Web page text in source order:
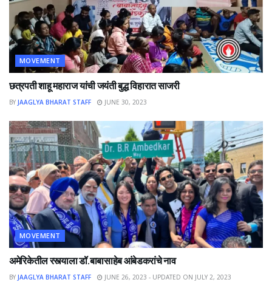
MOVEMENT
छत्रपती शाहू महाराज यांची जयंती बुद्ध विहारात साजरी
BY JAAGLYA BHARAT STAFF JUNE 30, 2023
MOVEMENT
अमेरिकेतील रस्त्याला डॉ.बाबासाहेब आंबेडकरांचे नाव
BY JAAGLYA BHARAT STAFF JUNE 26, 2023 - UPDATED ON JULY 2, 2023